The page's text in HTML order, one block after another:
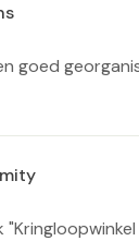
goed